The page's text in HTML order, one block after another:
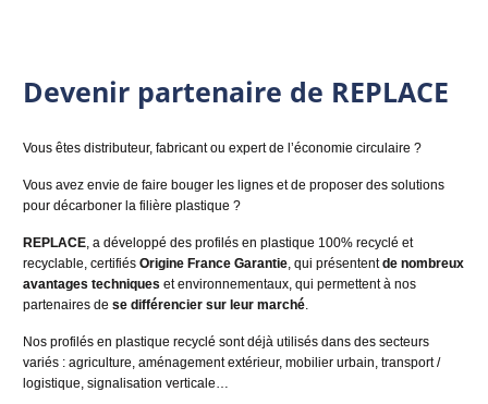
Devenir partenaire de REPLACE
Vous êtes distributeur, fabricant ou expert de l’économie circulaire ?
Vous avez envie de faire bouger les lignes et de proposer des solutions
pour décarboner la filière plastique ?
REPLACE, a développé des profilés en plastique 100% recyclé et
recyclable, certifiés Origine France Garantie, qui présententde nombreux
avantages techniques et environnementaux, qui permettent à nos
partenaires de se différencier sur leur marché.
Nos profilés en plastique recyclé sont déjà utilisés dans des secteurs
variés : agriculture, aménagement extérieur, mobilier urbain, transport /
logistique, signalisation verticale…